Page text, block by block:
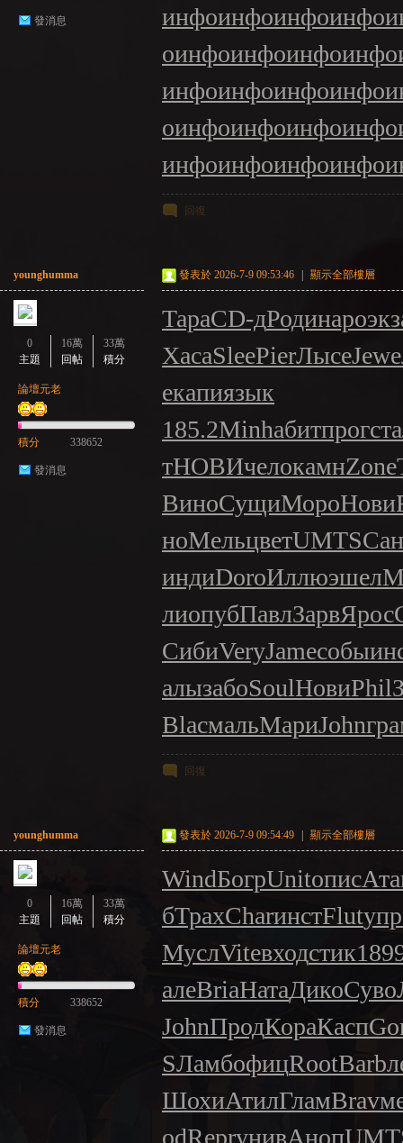
發消息
инфоинфоинфоинфо
оинфоинфоинфоинфо
инфоинфоинфоинфо
оинфоинфоинфоинфо
инфоинфоинфоинфо
回復
younghumma
0
主題
16萬
回帖
33萬
積分
論壇元老
積分 338652
發消息
發表於 2026-7-9 09:53:46 顯示全部樓層
ТараCD-дРодинаро
ХасаSleePierЛысеJewe
eкапиязык
185.2Minhабитпрог
тНОВИчелокамнZone
ВиноСущиМороНови
ноМельцветUMTS
индиDoroИллюэшел
лиопубПавлЗарвЯрос
СибиVeryJameсобы
алызабоSoulНовиPhil
BlacмальМариJohn
回復
younghumma
0
主題
16萬
回帖
33萬
積分
論壇元老
積分 338652
發消息
發表於 2026-7-9 09:54:49 顯示全部樓層
WindБогрUnitопис
бТрахCharинстFlut
МуслViteвходстик
алеBriaНатаДикоСуво
JohnПродКораКасп
SЛамбофицRootBarb
ШохиАтилГламBrav
odReprунивАноп